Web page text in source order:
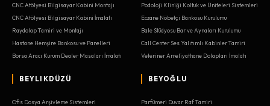
CNC Atölyesi Bilgisayar Kabini Montajı
CNC Atölyesi Bilgisayar Kabini İmalatı
Raydolap Tamiri ve Montajı
Hastane Hemşire Bankosu ve Panelleri
Borsa Aracı Kurum Dealer Masaları İmalatı
Podoloji Kliniği Koltuk ve Üniteleri Sistemleri
Eczane Nöbetçi Bankosu Kurulumu
Bale Stüdyosu Bar ve Aynaları Kurulumu
Call Center Ses Yalıtımlı Kabinler Tamiri
Veteriner Ameliyathane Dolapları İmalatı
BEYLIKDÜZÜ
Ofis Dosya Arşivleme Sistemleri
BEYOĞLU
Parfümeri Duvar Raf Tamiri